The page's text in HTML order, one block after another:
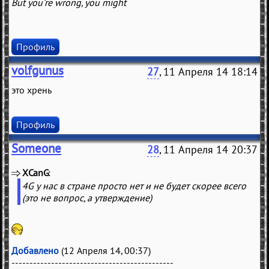
But you're wrong, you might
Профиль
volfgunus 27, 11 Апреля 14 18:14
это хрень
Профиль
Someone 28, 11 Апреля 14 20:37
XCanG
4G у нас в стране просто нет и не будет скорее всего
(это не вопрос, а утверждение)
Добавлено (12 Апреля 14, 00:37)
---------------------------------------------